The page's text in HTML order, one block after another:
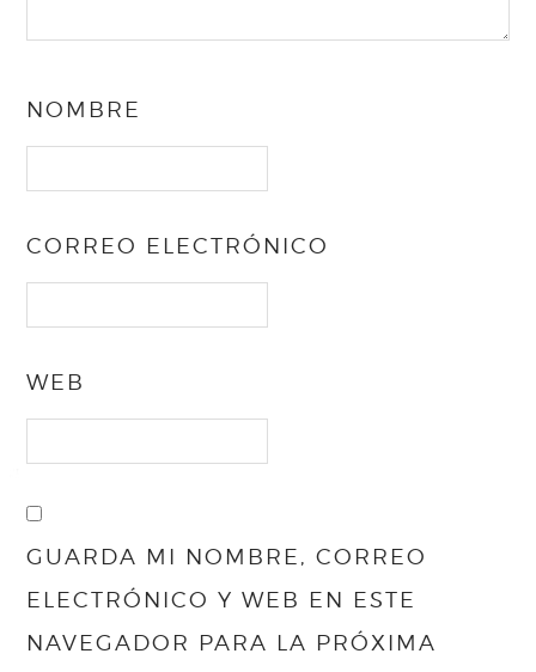
NOMBRE
CORREO ELECTRÓNICO
WEB
GUARDA MI NOMBRE, CORREO
ELECTRÓNICO Y WEB EN ESTE
NAVEGADOR PARA LA PRÓXIMA